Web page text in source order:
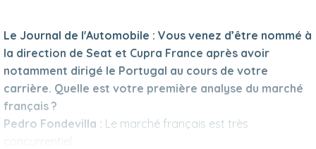
Le Journal de l'Automobile : Vous venez d’être nommé à
la direction de Seat et Cupra France après avoir
notamment dirigé le Portugal au cours de votre
carrière. Quelle est votre première analyse du marché
français ?
Pedro Fondevilla : Le marché français est très
concurrentiel,